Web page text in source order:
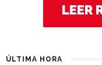
LEER
ÚLTIMA HORA